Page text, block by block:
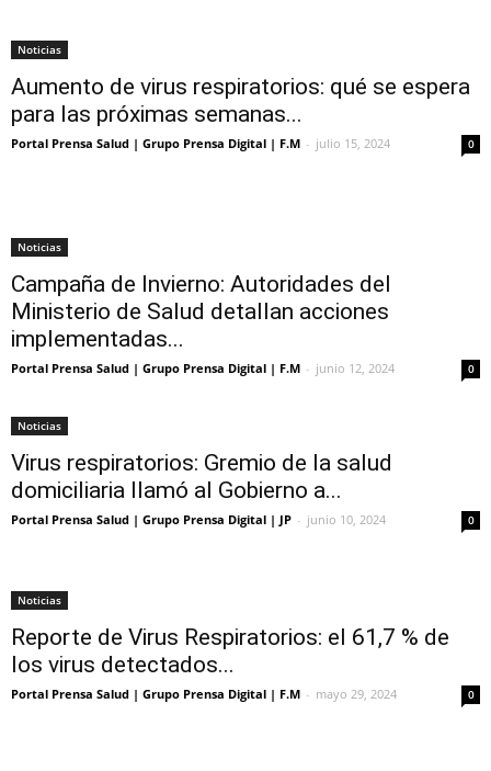
Noticias
Aumento de virus respiratorios: qué se espera
para las próximas semanas...
Portal Prensa Salud | Grupo Prensa Digital | F.M - julio 15, 2024 0
Noticias
Campaña de Invierno: Autoridades del
Ministerio de Salud detallan acciones
implementadas...
Portal Prensa Salud | Grupo Prensa Digital | F.M - junio 12, 2024 0
Noticias
Virus respiratorios: Gremio de la salud
domiciliaria llamó al Gobierno a...
Portal Prensa Salud | Grupo Prensa Digital | JP - junio 10, 2024 0
Noticias
Reporte de Virus Respiratorios: el 61,7 % de
los virus detectados...
Portal Prensa Salud | Grupo Prensa Digital | F.M - mayo 29, 2024 0